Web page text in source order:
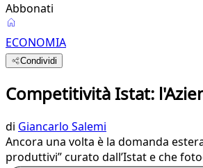
Abbonati
ECONOMIA
Condividi
Competitività Istat:
di Giancarlo Salemi
Ancora una volta è la domanda
produttivi” curato dall’Istat e che